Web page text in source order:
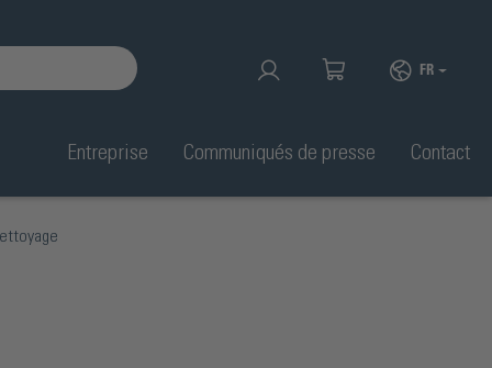
FR
Entreprise Communiqués de presse Contact